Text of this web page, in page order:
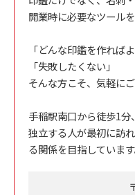
開業時に必要なツール
「どんな印鑑を作れば
「失敗したくない」
そんな方こそ、気軽に
手稲駅南口から徒歩1分
独立する人が最初に訪
る関係を目指しています